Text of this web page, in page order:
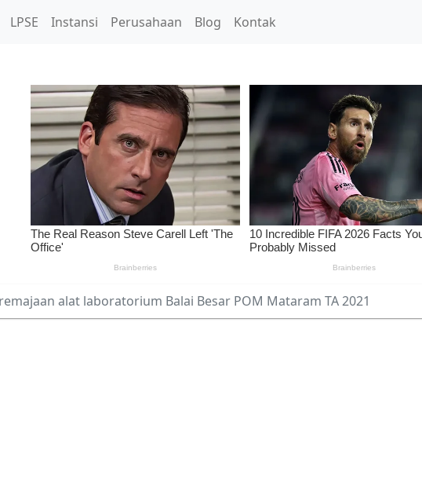
LPSE Instansi Perusahaan Blog Kontak
alat laboratorium Balai Besar POM Mataram TA 2021